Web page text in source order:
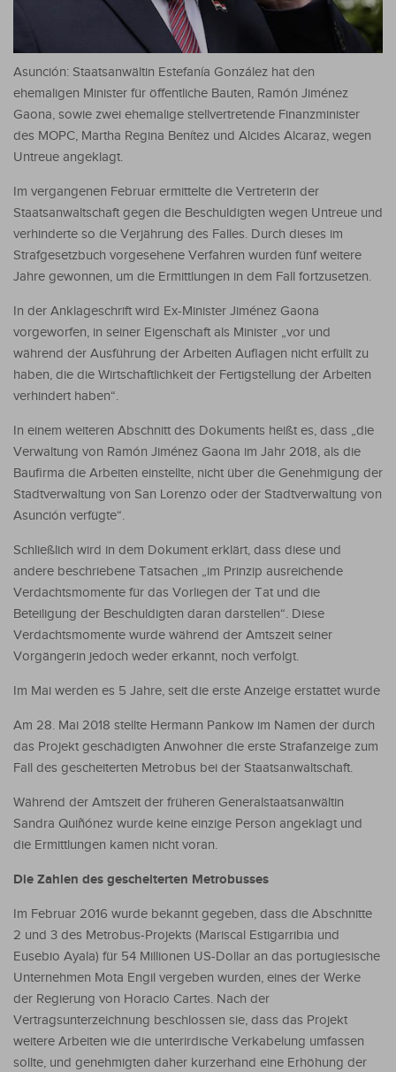
Asunción: Staatsanwältin Estefanía González hat den
ehemaligen Minister für öffentliche Bauten, Ramón Jiménez
Gaona, sowie zwei ehemalige stellvertretende Finanzminister
des MOPC, Martha Regina Benítez und Alcides Alcaraz, wegen
Untreue angeklagt.
Im vergangenen Februar ermittelte die Vertreterin der
Staatsanwaltschaft gegen die Beschuldigten wegen Untreue und
verhinderte so die Verjährung des Falles. Durch dieses im
Strafgesetzbuch vorgesehene Verfahren wurden fünf weitere
Jahre gewonnen, um die Ermittlungen in dem Fall fortzusetzen.
In der Anklageschrift wird Ex-Minister Jiménez Gaona
vorgeworfen, in seiner Eigenschaft als Minister „vor und
während der Ausführung der Arbeiten Auflagen nicht erfüllt zu
haben, die die Wirtschaftlichkeit der Fertigstellung der Arbeiten
verhindert haben“.
In einem weiteren Abschnitt des Dokuments heißt es, dass „die
Verwaltung von Ramón Jiménez Gaona im Jahr 2018, als die
Baufirma die Arbeiten einstellte, nicht über die Genehmigung der
Stadtverwaltung von San Lorenzo oder der Stadtverwaltung von
Asunción verfügte“.
Schließlich wird in dem Dokument erklärt, dass diese und
andere beschriebene Tatsachen „im Prinzip ausreichende
Verdachtsmomente für das Vorliegen der Tat und die
Beteiligung der Beschuldigten daran darstellen“. Diese
Verdachtsmomente wurde während der Amtszeit seiner
Vorgängerin jedoch weder erkannt, noch verfolgt.
Im Mai werden es 5 Jahre, seit die erste Anzeige erstattet wurde
Am 28. Mai 2018 stellte Hermann Pankow im Namen der durch
das Projekt geschädigten Anwohner die erste Strafanzeige zum
Fall des gescheiterten Metrobus bei der Staatsanwaltschaft.
Während der Amtszeit der früheren Generalstaatsanwältin
Sandra Quiñónez wurde keine einzige Person angeklagt und
die Ermittlungen kamen nicht voran.
Die Zahlen des gescheiterten Metrobusses
Im Februar 2016 wurde bekannt gegeben, dass die Abschnitte
2 und 3 des Metrobus-Projekts (Mariscal Estigarribia und
Eusebio Ayala) für 54 Millionen US-Dollar an das portugiesische
Unternehmen Mota Engil vergeben wurden, eines der Werke
der Regierung von Horacio Cartes. Nach der
Vertragsunterzeichnung beschlossen sie, dass das Projekt
weitere Arbeiten wie die unterirdische Verkabelung umfassen
sollte, und genehmigten daher kurzerhand eine Erhöhung der